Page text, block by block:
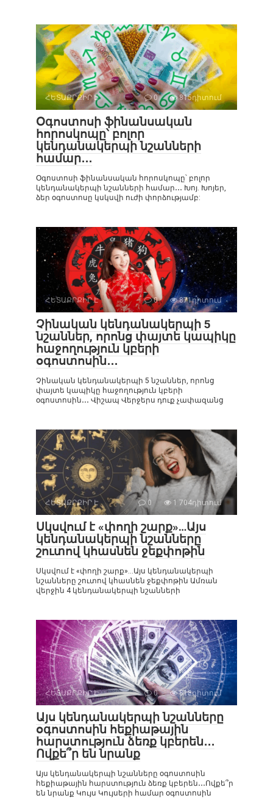
ՀԵՏԱՔՐՔԻՐ Է 0 815դիտում
Օգոստոսի ֆինանսական
հորոսկոպը՝ բոլոր
կենդանակերպի նշանների
համար․․․
Օգոստոսի ֆինանսական հորոսկոպը՝ բոլոր
կենդանակերպի նշանների համար․․․ Խոյ. Խոյեր,
ձեր օգոստոսը կսկսվի ուժի փորձությամբ:
ՀԵՏԱՔՐՔԻՐ Է 0 871դիտում
Չինական կենդանակերպի 5
նշաններ, որոնց փայտե կապիկը
հաջողություն կբերի
օգոստոսին․․․
Չինական կենդանակերպի 5 նշաններ, որոնց
փայտե կապիկը հաջողություն կբերի
օգոստոսին․․․ Վիշապ Վերջերս դուք չափազանց
ՀԵՏԱՔՐՔԻՐ Է 0 1 704դիտում
Սկսվում է «փողի շարք»…Այս
կենդանակերպի նշանները
շուտով կհասնեն ջեքփոթին
Սկսվում է «փողի շարք»…Այս կենդանակերպի
նշանները շուտով կհասնեն ջեքփոթին Ամռան
վերջին 4 կենդանակերպի նշանների
ՀԵՏԱՔՐՔԻՐ Է 0 818դիտում
Այս կենդանակերպի նշանները
օգոստոսին հեքիաթային
հարստություն ձեռք կբերեն․․․
Ովքե՞ր են նրանք
Այս կենդանակերպի նշանները օգոստոսին
հեքիաթային հարստություն ձեռք կբերեն․․․Ովքե՞ր
են նրանք Կույս Կույսերի համար օգոստոսին